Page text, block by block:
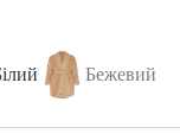
Бежевий